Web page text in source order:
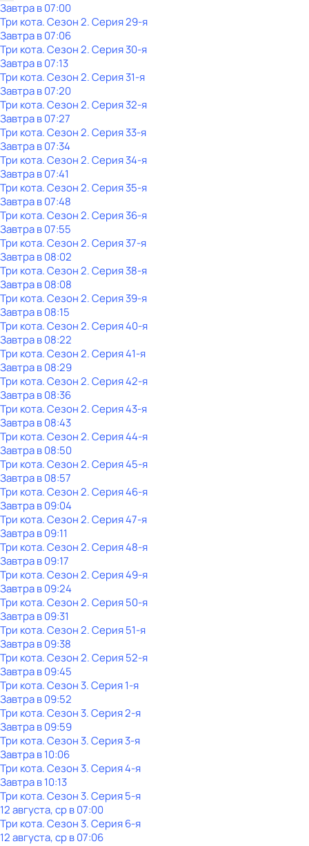
Завтра в 07:00
Три кота. Сезон 2. Серия 29-я
Завтра в 07:06
Три кота. Сезон 2. Серия 30-я
Завтра в 07:13
Три кота. Сезон 2. Серия 31-я
Завтра в 07:20
Три кота. Сезон 2. Серия 32-я
Завтра в 07:27
Три кота. Сезон 2. Серия 33-я
Завтра в 07:34
Три кота. Сезон 2. Серия 34-я
Завтра в 07:41
Три кота. Сезон 2. Серия 35-я
Завтра в 07:48
Три кота. Сезон 2. Серия 36-я
Завтра в 07:55
Три кота. Сезон 2. Серия 37-я
Завтра в 08:02
Три кота. Сезон 2. Серия 38-я
Завтра в 08:08
Три кота. Сезон 2. Серия 39-я
Завтра в 08:15
Три кота. Сезон 2. Серия 40-я
Завтра в 08:22
Три кота. Сезон 2. Серия 41-я
Завтра в 08:29
Три кота. Сезон 2. Серия 42-я
Завтра в 08:36
Три кота. Сезон 2. Серия 43-я
Завтра в 08:43
Три кота. Сезон 2. Серия 44-я
Завтра в 08:50
Три кота. Сезон 2. Серия 45-я
Завтра в 08:57
Три кота. Сезон 2. Серия 46-я
Завтра в 09:04
Три кота. Сезон 2. Серия 47-я
Завтра в 09:11
Три кота. Сезон 2. Серия 48-я
Завтра в 09:17
Три кота. Сезон 2. Серия 49-я
Завтра в 09:24
Три кота. Сезон 2. Серия 50-я
Завтра в 09:31
Три кота. Сезон 2. Серия 51-я
Завтра в 09:38
Три кота. Сезон 2. Серия 52-я
Завтра в 09:45
Три кота. Сезон 3. Серия 1-я
Завтра в 09:52
Три кота. Сезон 3. Серия 2-я
Завтра в 09:59
Три кота. Сезон 3. Серия 3-я
Завтра в 10:06
Три кота. Сезон 3. Серия 4-я
Завтра в 10:13
Три кота. Сезон 3. Серия 5-я
12 августа, ср в 07:00
Три кота. Сезон 3. Серия 6-я
12 августа, ср в 07:06